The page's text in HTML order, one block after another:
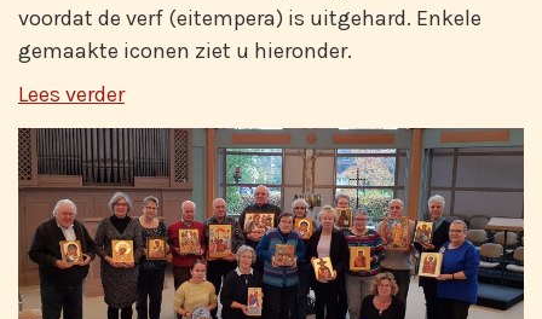
voordat de verf (eitempera) is uitgehard. Enkele
gemaakte iconen ziet u hieronder.
Lees verder